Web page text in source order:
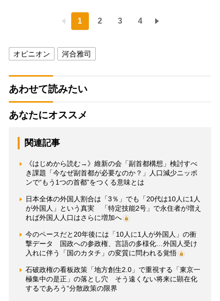
1 2 3 4
オピニオン 河合雅司
あわせて読みたい
あなたにオススメ
関連記事
《はじめから読む→》維新の会「副首都構想」検討すべ
き課題「今なぜ副首都が必要なのか？」人口減少ニッポ
ンで“もう1つの首都”をつくる意味とは
日本全体の外国人割合は「3％」でも「20代は10人に1人
が外国人」という真実 「特定技能2号」で永住者が増え
れば外国人人口はさらに増加へ
今のペースだと20年後には「10人に1人が外国人」の衝
撃データ 国政への参政権、言語の多様化…外国人受け
入れに伴う「国のカタチ」の変質に問われる覚悟
石破政権の看板政策「地方創生2.0」で重視する「東京一
極集中の是正」の落とし穴 そう遠くない将来に顕在化
するであろう“分散政策の限界